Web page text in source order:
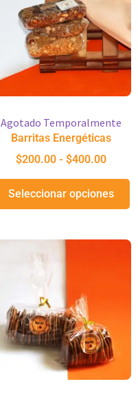
Agotado Temporalmente
Barritas Energéticas
$200.00 - $400.00
Seleccionar opciones